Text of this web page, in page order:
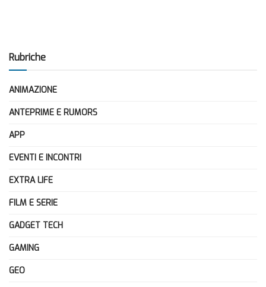
Rubriche
ANIMAZIONE
ANTEPRIME E RUMORS
APP
EVENTI E INCONTRI
EXTRA LIFE
FILM E SERIE
GADGET TECH
GAMING
GEO